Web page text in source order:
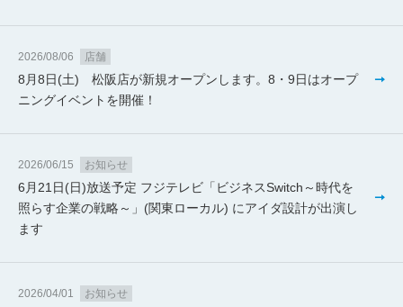
2026/08/06 店舗
8月8日(土) 松阪店が新規オープンします。8・9日はオープ
ニングイベントを開催！
2026/06/15 お知らせ
6月21日(日)放送予定 フジテレビ「ビジネスSwitch～時代を
照らす企業の戦略～」(関東ローカル) にアイダ設計が出演し
ます
2026/04/01 お知らせ